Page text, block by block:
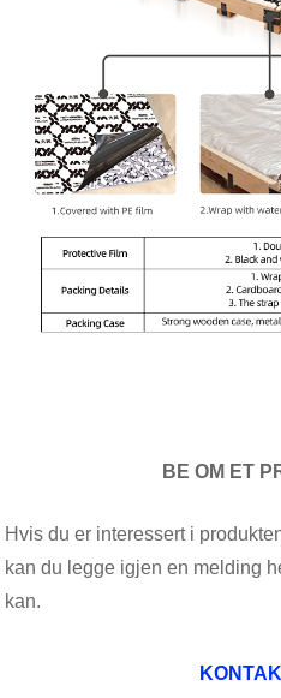
BE OM ET
Hvis du er interessert i
kan du legge igjen en melding
kan.